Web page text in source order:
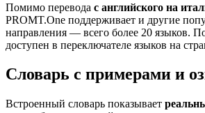
Помимо перевода с английского на
PROMT.One поддерживает и другие
направления — всего более 20 языков.
доступен в переключателе языков на
Словарь с примерами и
Встроенный словарь показывает